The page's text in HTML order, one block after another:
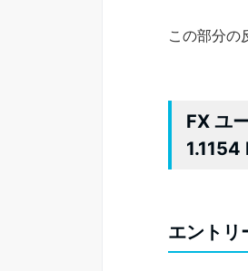
この部分の
FX ユ
1.1154
エントリ